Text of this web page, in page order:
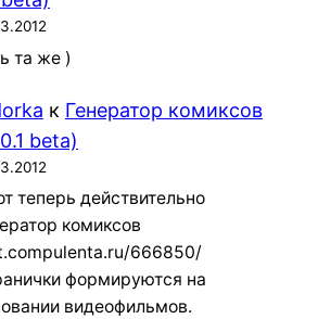
та же )
к Генератор комиксов
beta)
теперь действительно
комиксов
666850/
формируются на
видеофильмов.